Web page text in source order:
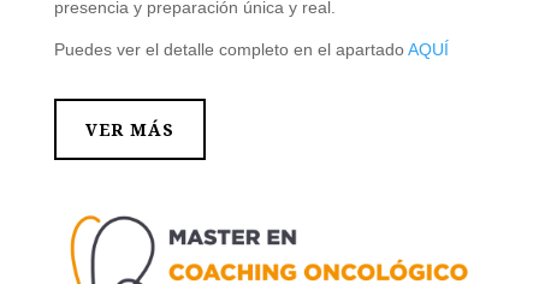
presencia y preparación única y real.
Puedes ver el detalle completo en el apartadoAQUÍ
VER MÁS